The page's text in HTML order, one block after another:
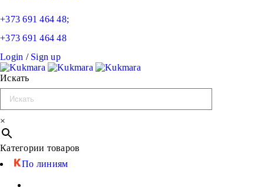
+373 691 464 48;
+373 691 464 48
Login / Sign up
Искать
×
Категории товаров
По линиям